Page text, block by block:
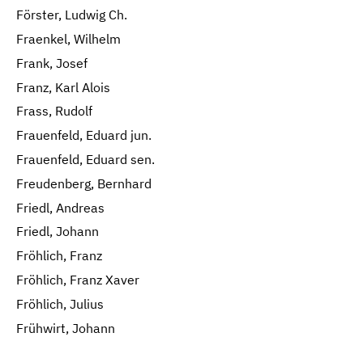
Förster, Ludwig Ch.
Fraenkel, Wilhelm
Frank, Josef
Franz, Karl Alois
Frass, Rudolf
Frauenfeld, Eduard jun.
Frauenfeld, Eduard sen.
Freudenberg, Bernhard
Friedl, Andreas
Friedl, Johann
Fröhlich, Franz
Fröhlich, Franz Xaver
Fröhlich, Julius
Frühwirt, Johann